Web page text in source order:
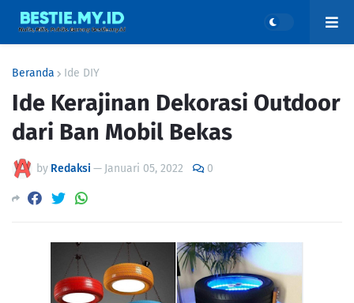
Beranda Ide DIY
Ide Kerajinan Dekorasi Outdoor
dari Ban Mobil Bekas
by Redaksi — Januari 05, 2022 0